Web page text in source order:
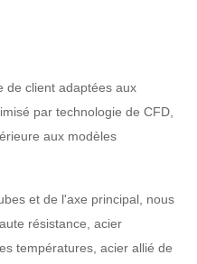
de client adaptées aux
par technologie de CFD,
aux modèles
et de l'axe principal, nous
résistance, acier
températures, acier allié de